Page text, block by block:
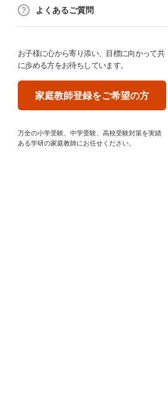
よくあるご質問
お子様に心から寄り添い、目標に向かって共
に歩める方をお待ちしています。
家庭教師登録をご希望の方
万全の小学受験、中学受験、高校受験対策を実績
ある学研の家庭教師にお任せください。